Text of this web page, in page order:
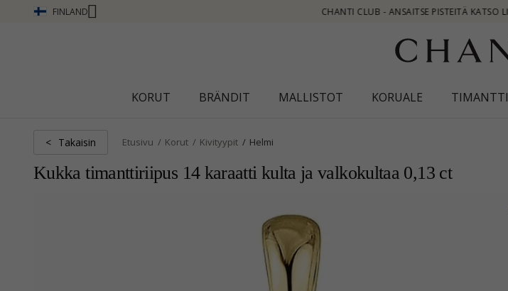
FINLANDCHANTI CLUB - ANSAITSE PISTEITÄ KATSO LISÄÄ - NAPSAUTA TÄSTÄ
KORUT BRÄNDIT MALLISTOT KORUALE TIMANTTI
< Takaisin Etusivu Korut Kivityypit Helmi
Kukka timanttiriipus 14 karaatti kulta ja valkokultaa 0,13 ct